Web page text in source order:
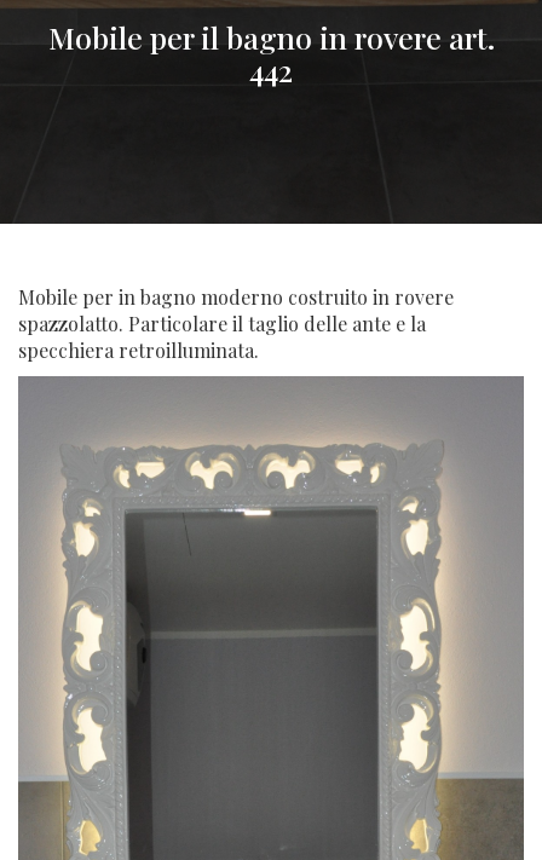
Mobile per il bagno in rovere art.
442
Mobile per in bagno moderno costruito in rovere
spazzolatto. Particolare il taglio delle ante e la
specchiera retroilluminata.